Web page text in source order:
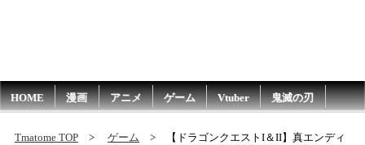
HOME 漫画 アニメ ゲーム Vtuber 鬼滅の刃
Tmatome TOP ゲーム
【ドラゴンクエストI＆II】真エンディ